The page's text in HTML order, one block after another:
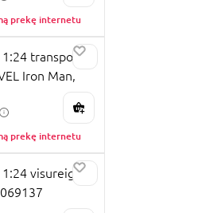
prekę internetu
transporto
Iron Man,
prekę internetu
1:24 visureigis